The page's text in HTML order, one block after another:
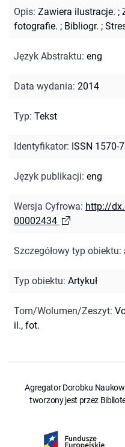
Opis: Zawiera ilustracje. ;
fotografie. ; Bibliogr. ;
Język Abstraktu: eng
Data wydania: 2014
Typ: Tekst
Identyfikator: ISSN 1570-
Język publikacji: eng
Wersja Cyfrowa: http://
00002434
Szczegółowy typ obiektu:
Typ obiektu: Artykuł
Tom/Wolumen/Zeszyt:
il., fot.
Agregator Dorobku
tworzony jest przez